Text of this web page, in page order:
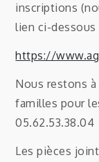
inscriptions
lien ci-dessous
https://
Nous restons
familles pour
05.62.53.38.04
Les pièces